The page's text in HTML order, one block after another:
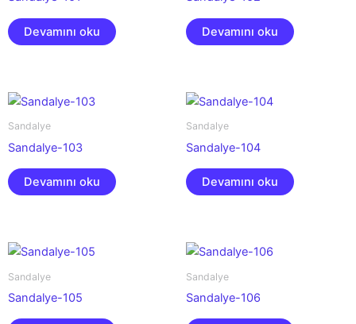
Devamını oku Devamını oku
Sandalye
Sandalye-103
Devamını oku
Sandalye
Sandalye-104
Devamını oku
Sandalye
Sandalye-105
Sandalye
Sandalye-106